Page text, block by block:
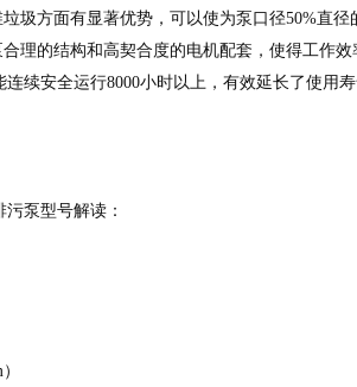
圾方面有显著优势，可以使为泵口径50%直
理的结构和高契合度的电机配套，使得工作
连续安全运行8000小时以上，有效延长了使
污泵型号解读：